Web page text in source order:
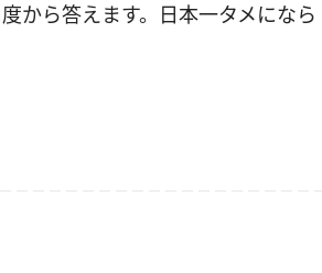
から答えます。日本一タメになら